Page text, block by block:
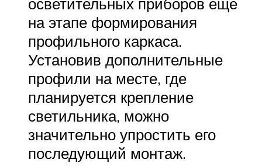
осветительных приборов еще
на этапе формирования
профильного каркаса.
Установив дополнительные
профили на месте, где
планируется крепление
светильника, можно
значительно упростить его
последующий монтаж.